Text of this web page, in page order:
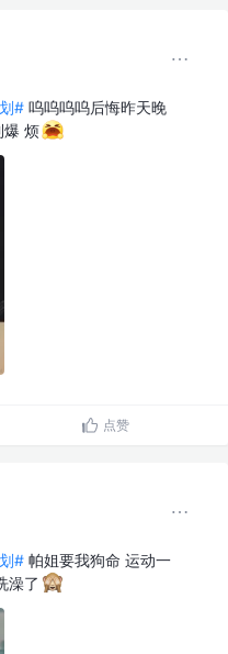
# 呜呜呜呜后悔昨天晚
爆 烦
点赞
# 帕姐要我狗命 运动一
澡了